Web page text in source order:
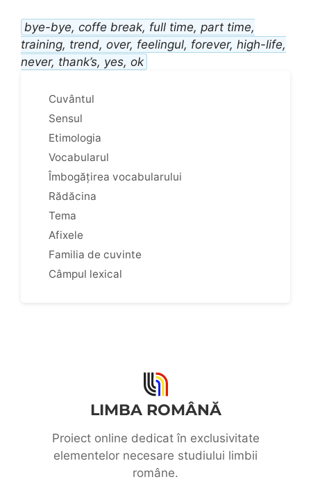
bye-bye, coffe break, full time, part time,
training, trend, over, feelingul, forever, high-life,
never, thank’s, yes, ok
Cuvântul
Sensul
Etimologia
Vocabularul
Îmbogățirea vocabularului
Rădăcina
Tema
Afixele
Familia de cuvinte
Câmpul lexical
LIMBA ROMÂNĂ
Proiect online dedicat în exclusivitate
elementelor necesare studiului limbii
române.